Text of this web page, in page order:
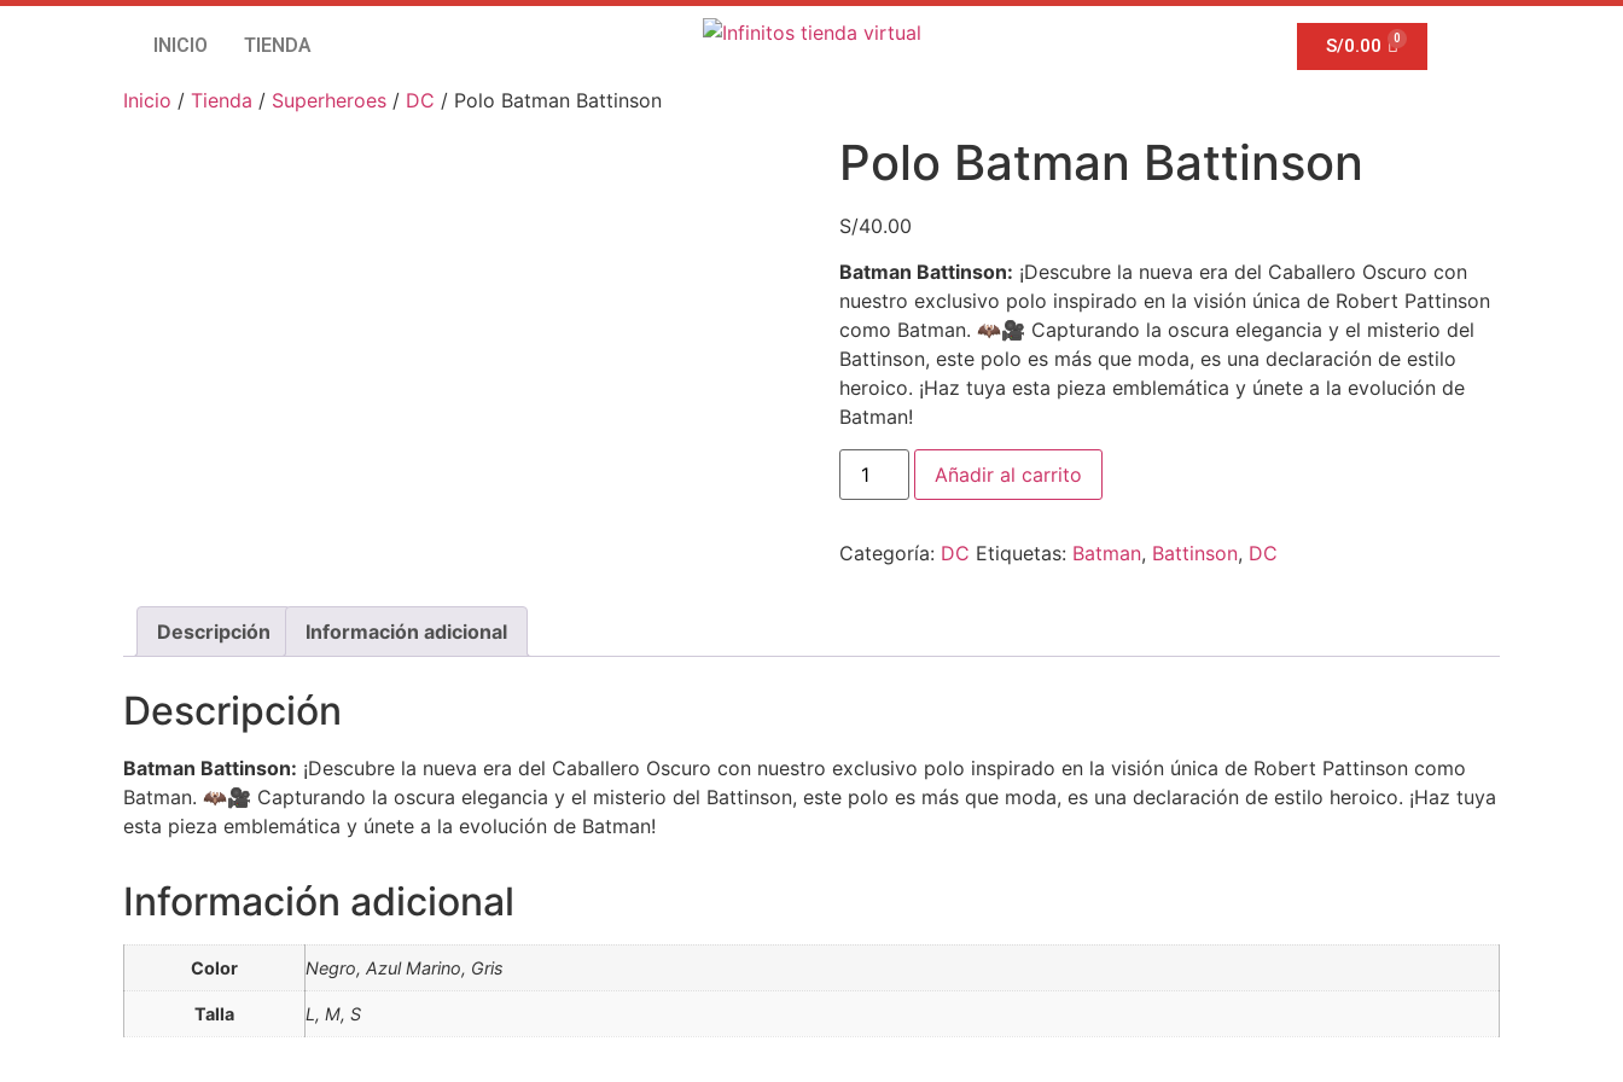
INICIO TIENDA S/0.00
Inicio / Tienda / Superheroes / DC / Polo Batman Battinson
Polo Batman Battinson
S/40.00
Batman Battinson: ¡Descubre la nueva era del Caballero Oscuro con
nuestro exclusivo polo inspirado en la visión única de Robert Pattinson
como Batman. 🦇🎥 Capturando la oscura elegancia y el misterio del
Battinson, este polo es más que moda, es una declaración de estilo
heroico. ¡Haz tuya esta pieza emblemática y únete a la evolución de
Batman!
Añadir al carrito
Categoría: DC Etiquetas: Batman, Battinson, DC
Descripción Información adicional
Descripción
Batman Battinson: ¡Descubre la nueva era del Caballero Oscuro con nuestro exclusivo polo inspirado en la visión única de Robert Pattinson como
Batman. 🦇🎥 Capturando la oscura elegancia y el misterio del Battinson, este polo es más que moda, es una declaración de estilo heroico. ¡Haz tuya
esta pieza emblemática y únete a la evolución de Batman!
Información adicional
Color Negro, Azul Marino, Gris
Talla L, M, S